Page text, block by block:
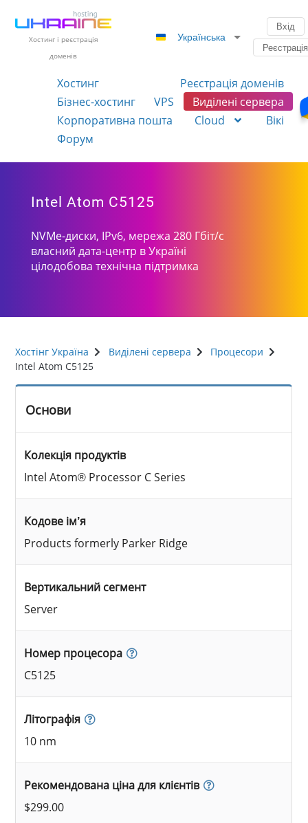
Хостинг і реєстрація
доменів
Українська
Вхід
Реєстрація
Хостинг
Реєстрація доменів
Бізнес-хостинг
VPS
Виділені сервера
Корпоративна пошта
Cloud
Вікі
Форум
Intel Atom C5125
NVMe-диски, IPv6, мережа 280 Гбіт/с
власний дата-центр в Україні
цілодобова технічна підтримка
Хостінг Україна Виділені сервера
Процесори
Intel Atom C5125
Основи
Колекція продуктів
Intel Atom® Processor C Series
Кодове ім’я
Products formerly Parker Ridge
Вертикальний сегмент
Server
Номер процесора
C5125
Літографія
10 nm
Рекомендована ціна для клієнтів
$299.00